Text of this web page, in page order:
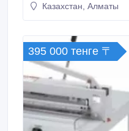
Тел. +7-978-7659357.
Казахстан, Алматы
395 000 тенге 〒